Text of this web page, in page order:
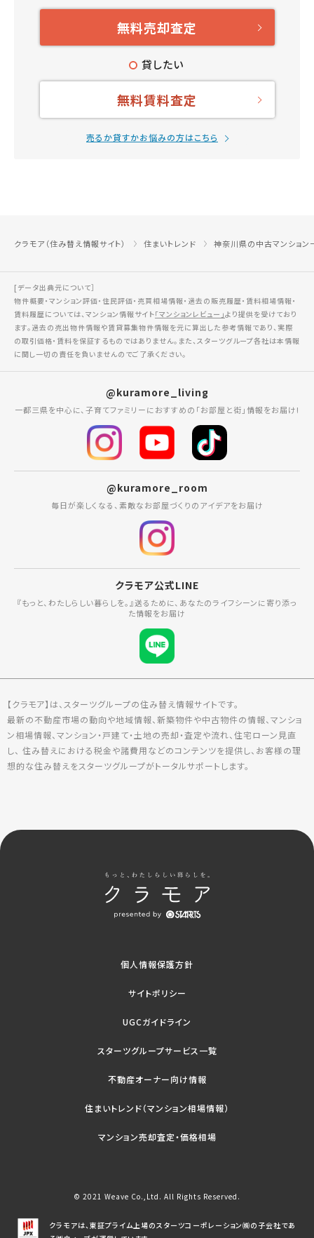
無料売却査定
貸したい
無料賃料査定
売るか貸すかお悩みの方はこちら
クラモア（住み替え情報サイト） 住まいトレンド 神奈川県の中古マンション
[データ出典元について］
物件概要・マンション評価・住民評価・売買相場情報・過去の販売履歴・賃料相場情報・
賃料履歴については、マンション情報サイト「マンションレビュー」より提供を受けており
ます。過去の売出物件情報や賃貸募集物件情報を元に算出した参考情報であり、実際
の取引価格・賃料を保証するものではありません。また、スターツグループ各社は本情報
に関し一切の責任を負いませんのでご了承ください。
@kuramore_living
一都三県を中心に、子育てファミリーにおすすめの「お部屋と街」情報をお届け!
@kuramore_room
毎日が楽しくなる、素敵なお部屋づくりのアイデアをお届け
クラモア公式LINE
『もっと、わたしらしい暮らしを。』送るために、あなたのライフシーンに寄り添っ
た情報をお届け
【クラモア】は、スターツグループの住み替え情報サイトです。
最新の不動産市場の動向や地域情報、新築物件や中古物件の情報、マンショ
ン相場情報、マンション・戸建て・土地の売却・査定や流れ、住宅ローン見直
し、 住み替えにおける税金や諸費用などのコンテンツを提供し、お客様の理
想的な住み替えをスターツグループがトータルサポートします。
個人情報保護方針
サイトポリシー
UGCガイドライン
スターツグループサービス一覧
不動産オーナー向け情報
住まいトレンド（マンション相場情報）
マンション売却査定・価格相場
© 2021 Weave Co.,Ltd. All Rights Reserved.
クラモアは、東証プライム上場のスターツコーポレーション㈱の子会社であ